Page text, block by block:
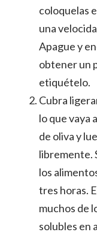
coloquelas
una
Apague y
obtener un
etiquételo.
Cubra
lo que vaya
de oliva y
libremente.
los
tres horas.
muchos de
solubles en